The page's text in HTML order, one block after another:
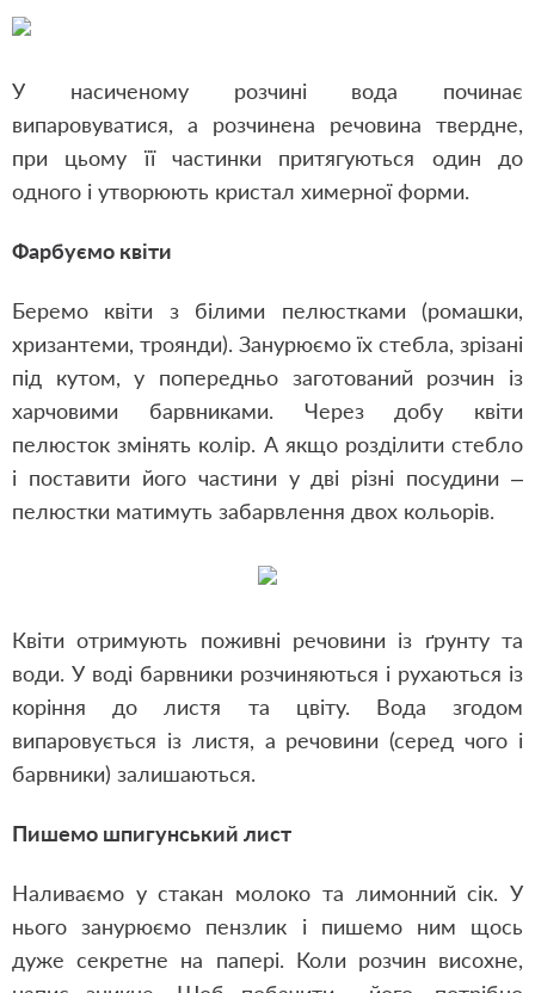
У насиченому розчині вода починає
випаровуватися, а розчинена речовина твердне,
при цьому її частинки притягуються один до
одного і утворюють кристал химерної форми.
Фарбуємо квіти
Беремо квіти з білими пелюстками (ромашки,
хризантеми, троянди). Занурюємо їх стебла, зрізані
під кутом, у попередньо заготований розчин із
харчовими барвниками. Через добу квіти
пелюсток змінять колір. А якщо розділити стебло
і поставити його частини у дві різні посудини –
пелюстки матимуть забарвлення двох кольорів.
Квіти отримують поживні речовини із ґрунту та
води. У воді барвники розчиняються і рухаються із
коріння до листя та цвіту. Вода згодом
випаровується із листя, а речовини (серед чого і
барвники) залишаються.
Пишемо шпигунський лист
Наливаємо у стакан молоко та лимонний сік. У
нього занурюємо пензлик і пишемо ним щось
дуже секретне на папері. Коли розчин висохне,